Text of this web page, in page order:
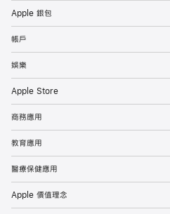
Apple 銀包
帳戶
娛樂
Apple Store
商務應用
教育應用
醫療保健應用
Apple 價值理念